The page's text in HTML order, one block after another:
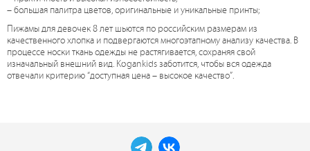
– большая палитра цветов, оригинальные и уникальные принты;
Пижамы для девочек 8 лет шьются по российским размерам из
качественного хлопка и подвергаются многоэтапному анализу качества. В
процессе носки ткань одежды не растягивается, сохраняя свой
изначальный внешний вид. Kogankids заботится, чтобы вся одежда
отвечали критерию “доступная цена – высокое качество”.